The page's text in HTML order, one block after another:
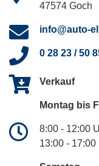
47574 Goch
info@auto-
0 28 23 / 50
Verkauf
Montag bis
8:00 - 12:00
13:00 - 17:00